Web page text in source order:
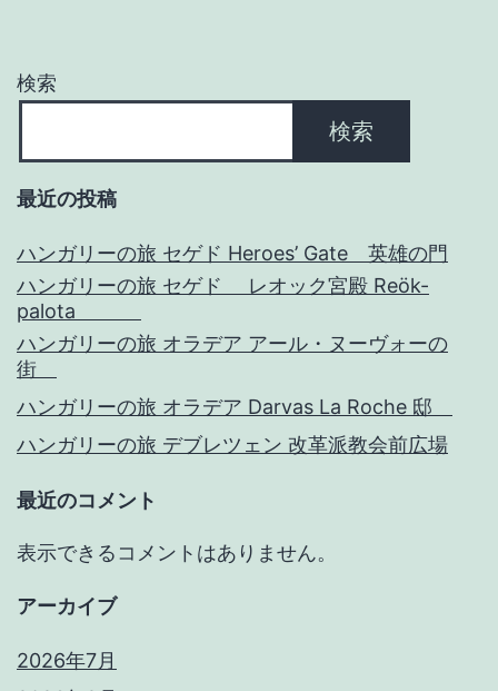
ョ
検索
検索
最近の投稿
ハンガリーの旅 セゲド Heroes’ Gate 英雄の門
ハンガリーの旅 セゲド レオック宮殿 Reök-
palota
ハンガリーの旅 オラデア アール・ヌーヴォーの
街
ハンガリーの旅 オラデア Darvas La Roche 邸
ハンガリーの旅 デブレツェン 改革派教会前広場
最近のコメント
表示できるコメントはありません。
アーカイブ
2026年7月